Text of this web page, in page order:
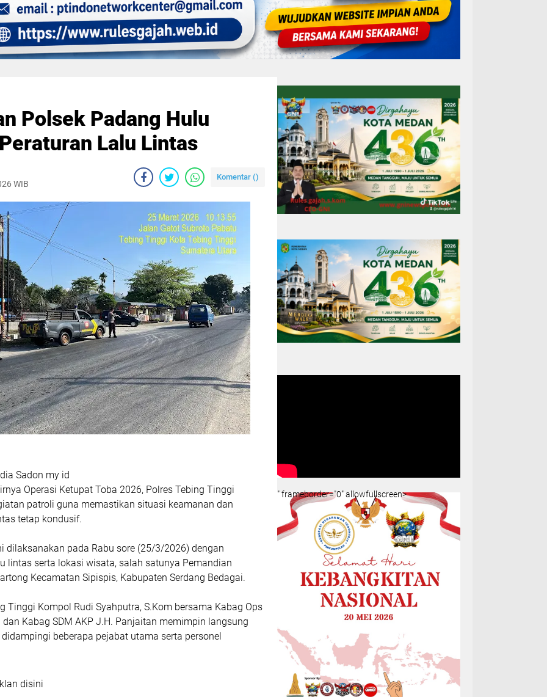
Polsek Padang Hulu
Lalu Lintas
WIB
Komentar ()
Sadon my id
Operasi Ketupat Toba 2026, Polres Tebing Tinggi
patroli guna memastikan situasi keamanan dan
tetap kondusif.
dilaksanakan pada Rabu sore (25/3/2026) dengan
lintas serta lokasi wisata, salah satunya Pemandian
Kecamatan Sipispis, Kabupaten Serdang Bedagai.
Tinggi Kompol Rudi Syahputra, S.Kom bersama Kabag Ops
Kabag SDM AKP J.H. Panjaitan memimpin langsung
beberapa pejabat utama serta personel
disini
" frameborder="0" allowfullscreen>